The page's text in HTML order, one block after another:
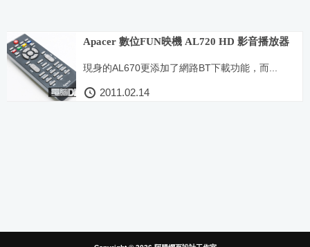
Apacer 數位FUN映機 AL720 HD 影音播放器
現身的AL670更添加了網路BT下載功能，而...
2011.02.14